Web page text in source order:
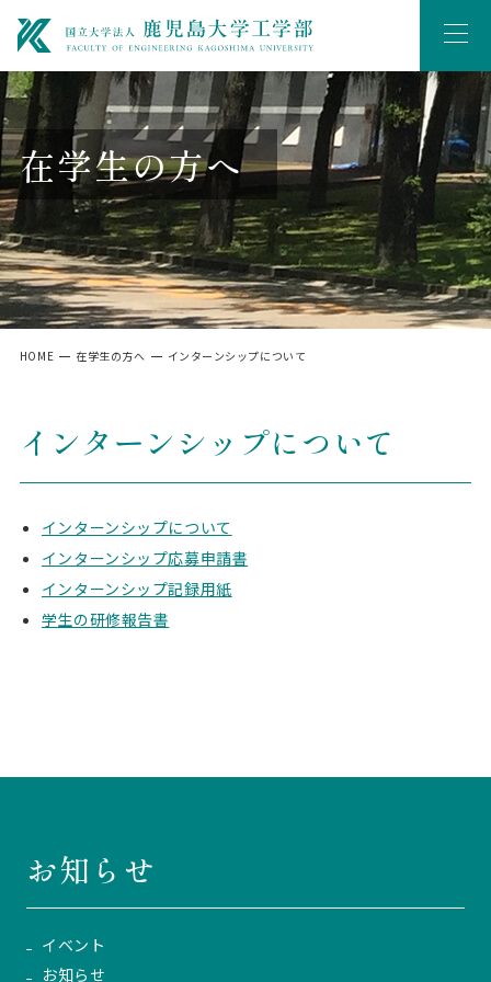
在学生の方へ
HOME 在学生の方へ インターンシップについて
インターンシップについて
インターンシップについて
インターンシップ応募申請書
インターンシップ記録用紙
学生の研修報告書
お知らせ
イベント
お知らせ